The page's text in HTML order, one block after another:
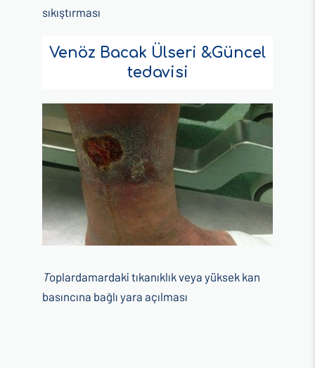
sıkıştırması
Venöz Bacak Ülseri &Güncel
tedavisi
Toplardamardaki tıkanıklık veya yüksek kan
basıncına bağlı yara açılması